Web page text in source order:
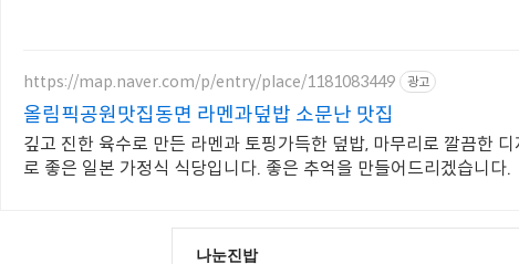
https://map.naver.com/p/entry/place/1181083449 광고
올림픽공원맛집동면 라멘과덮밥 소문난 맛집
깊고 진한 육수로 만든 라멘과 토핑가득한 덮밥, 마무리로 깔끔한
로 좋은 일본 가정식 식당입니다. 좋은 추억을 만들어드리겠습니다.